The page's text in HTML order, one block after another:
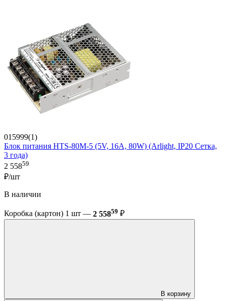
015999(1)
Блок питания HTS-80M-5 (5V, 16A, 80W) (Arlight, IP20 Сетка,
3 года)
2 55859
₽/шт
В наличии
Коробка (картон) 1 шт — 2 55859 ₽
В корзину